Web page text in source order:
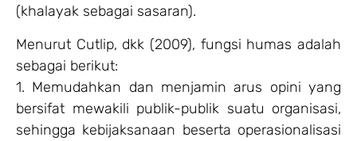
(khalayak sebagai sasaran).
Menurut Cutlip, dkk (2009), fungsi humas adalah
sebagai berikut:
1. Memudahkan dan menjamin arus opini yang
bersifat mewakili publik-publik suatu organisasi,
sehingga kebijaksanaan beserta operasionalisasi